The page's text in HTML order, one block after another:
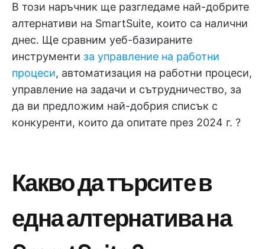
В този наръчник ще разгледаме най-добрите
алтернативи на SmartSuite, които са налични
днес. Ще сравним уеб-базираните
инструменти за управление на работни
процеси, автоматизация на работни процеси,
управление на задачи и сътрудничество, за
да ви предложим най-добрия списък с
конкуренти, които да опитате през 2024 г. ?
Какво да търсите в
една алтернатива на